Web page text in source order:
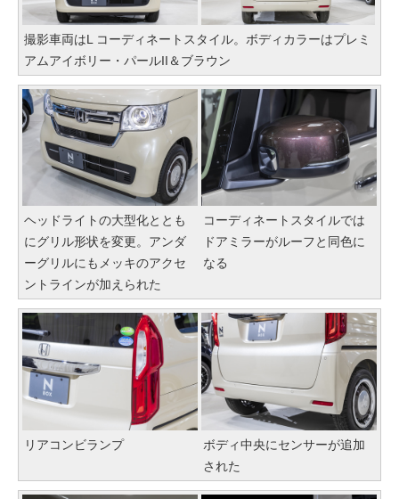
撮影車両はL コーディネートスタイル。ボディカラーはプレミ
アムアイボリー・パールII＆ブラウン
ヘッドライトの大型化ととも
にグリル形状を変更。アンダ
ーグリルにもメッキのアクセ
ントラインが加えられた
コーディネートスタイルでは
ドアミラーがルーフと同色に
なる
リアコンビランプ
ボディ中央にセンサーが追加
された